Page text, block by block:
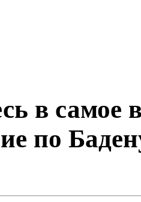
в самое
по